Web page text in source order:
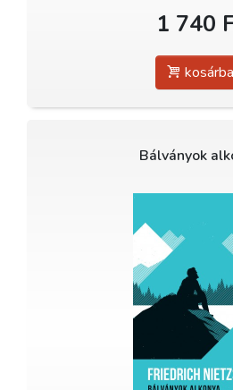
1 740
kosárba
Bálványok